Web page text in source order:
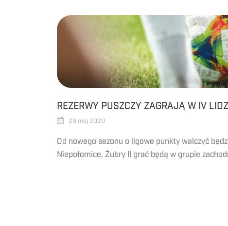
REZERWY PUSZCZY ZAGRAJĄ W IV
28 maj 2020
Od nowego sezonu o ligowe punkty walczyć
Niepołomice. Żubry II grać będą w grupie